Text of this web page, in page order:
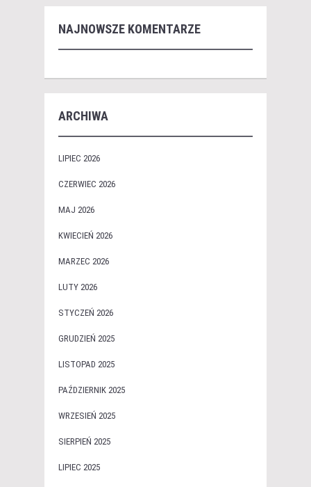
NAJNOWSZE KOMENTARZE
ARCHIWA
LIPIEC 2026
CZERWIEC 2026
MAJ 2026
KWIECIEŃ 2026
MARZEC 2026
LUTY 2026
STYCZEŃ 2026
GRUDZIEŃ 2025
LISTOPAD 2025
PAŹDZIERNIK 2025
WRZESIEŃ 2025
SIERPIEŃ 2025
LIPIEC 2025